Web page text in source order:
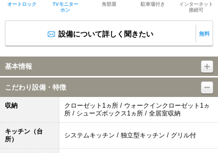
オートロック
TVモニター
ホン
角部屋 駐車場付き
インターネット
接続可
設備について詳しく聞きたい 無料
基本情報
こだわり設備・特徴
収納
クローゼット1ヵ所 / ウォークインクローゼット1ヵ
所 / シューズボックス1ヵ所 / 全居室収納
キッチン（台
所）
システムキッチン / 独立型キッチン / グリル付